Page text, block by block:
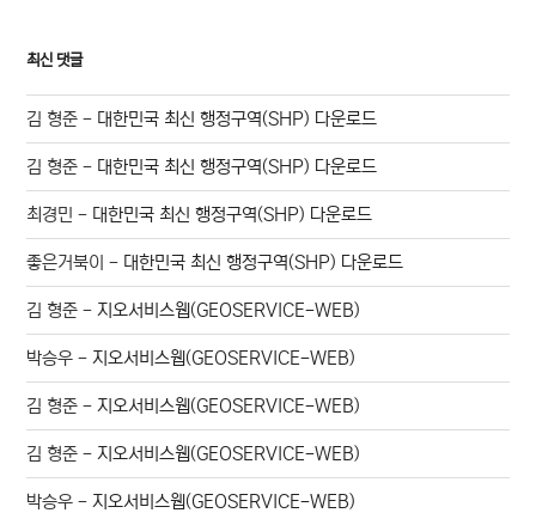
최신 댓글
김 형준 - 대한민국 최신 행정구역(SHP) 다운로드
김 형준 - 대한민국 최신 행정구역(SHP) 다운로드
최경민 - 대한민국 최신 행정구역(SHP) 다운로드
좋은거북이 - 대한민국 최신 행정구역(SHP) 다운로드
김 형준 -지오서비스웹(GEOSERVICE-WEB)
박승우 -지오서비스웹(GEOSERVICE-WEB)
김 형준 -지오서비스웹(GEOSERVICE-WEB)
김 형준 -지오서비스웹(GEOSERVICE-WEB)
박승우 -지오서비스웹(GEOSERVICE-WEB)